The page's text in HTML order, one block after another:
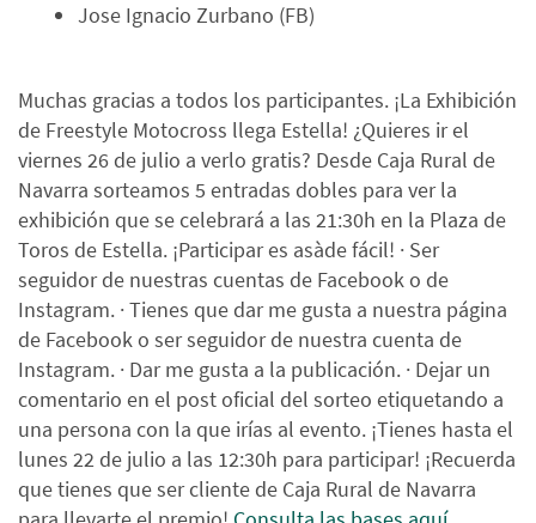
Jose Ignacio Zurbano (FB)
Muchas gracias a todos los participantes. ¡La Exhibición
de Freestyle Motocross llega Estella! ¿Quieres ir el
viernes 26 de julio a verlo gratis? Desde Caja Rural de
Navarra sorteamos 5 entradas dobles para ver la
exhibición que se celebrará a las 21:30h en la Plaza de
Toros de Estella. ¡Participar es asàde fácil! · Ser
seguidor de nuestras cuentas de Facebook o de
Instagram. · Tienes que dar me gusta a nuestra página
de Facebook o ser seguidor de nuestra cuenta de
Instagram. · Dar me gusta a la publicación. · Dejar un
comentario en el post oficial del sorteo etiquetando a
una persona con la que irías al evento. ¡Tienes hasta el
lunes 22 de julio a las 12:30h para participar! ¡Recuerda
que tienes que ser cliente de Caja Rural de Navarra